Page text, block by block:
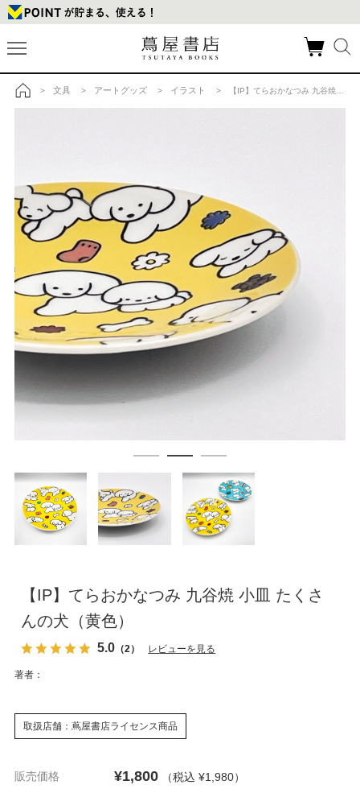
トップ
> 文具 > アートグッズ > イラスト > 【IP】てらおかなつみ 九谷焼 小皿 たくさんの犬（黄色）の商品詳細
【IP】てらおかなつみ 九谷焼 小皿 たくさ
んの犬（黄色）
5.0 （2） レビューを見る
著者：
取扱店舗：蔦屋書店ライセンス商品
販売価格 ¥1,800 （税込 ¥1,980）